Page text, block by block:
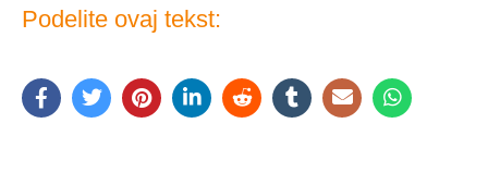
Podelite ovaj tekst: